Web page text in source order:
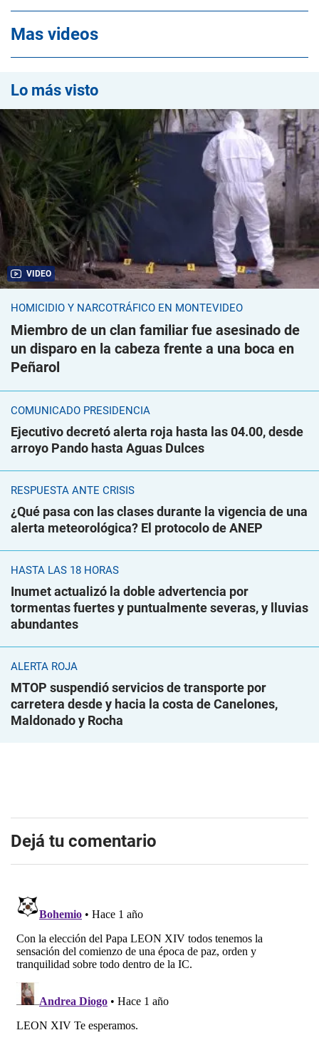
Mas videos
Lo más visto
VIDEO
HOMICIDIO Y NARCOTRÁFICO EN MONTEVIDEO
Miembro de un clan familiar fue asesinado de
un disparo en la cabeza frente a una boca en
Peñarol
COMUNICADO PRESIDENCIA
Ejecutivo decretó alerta roja hasta las 04.00, desde
arroyo Pando hasta Aguas Dulces
RESPUESTA ANTE CRISIS
¿Qué pasa con las clases durante la vigencia de una
alerta meteorológica? El protocolo de ANEP
HASTA LAS 18 HORAS
Inumet actualizó la doble advertencia por
tormentas fuertes y puntualmente severas, y lluvias
abundantes
ALERTA ROJA
MTOP suspendió servicios de transporte por
carretera desde y hacia la costa de Canelones,
Maldonado y Rocha
Dejá tu comentario